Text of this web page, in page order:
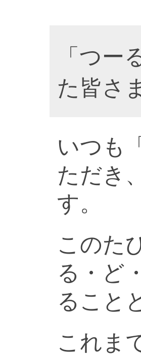
「つー
た皆さ
いつも
ただき
す。
このた
る・ど
ること
これま